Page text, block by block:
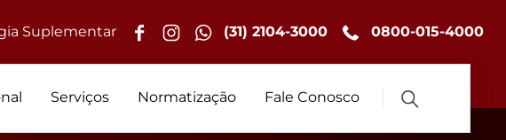
Suplementar (31) 2104-3000 0800-015-4000
Serviços Normatização Fale Conosco